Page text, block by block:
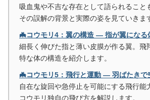
吸血鬼や不吉な存在として語られること
その誤解の背景と実際の姿を見ていきま
🦇コウモリ4：翼の構造 ― 指が翼にな
細長く伸びた指と薄い皮膜が作る翼。飛
特な体の構造を紹介します。
🦇コウモリ5：飛行と運動 ― 羽ばたき
自在な旋回や急停止を可能にする飛行能
コウモリ独自の飛び方を解説します。